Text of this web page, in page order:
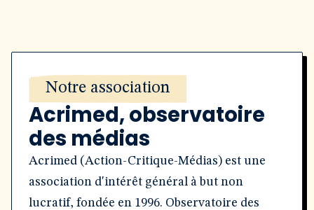
Notre association
Acrimed, observatoire
des médias
Acrimed (Action-Critique-Médias) est une
association d'intérêt général à but non
lucratif, fondée en 1996. Observatoire des